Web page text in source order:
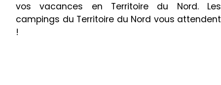
vos vacances en Territoire du Nord. Les
campings du Territoire du Nord vous attendent
!